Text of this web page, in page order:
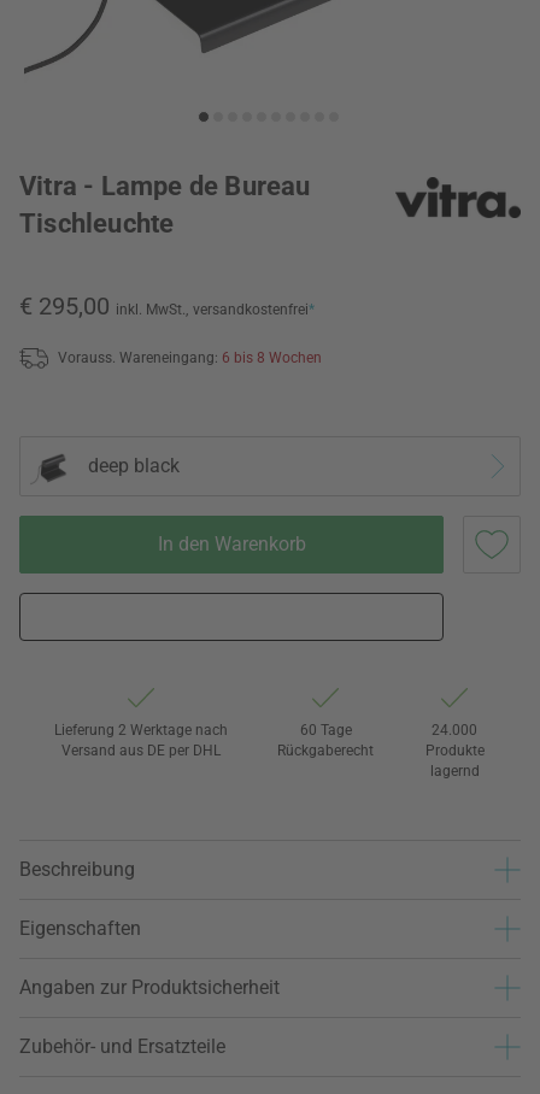
Vitra - Lampe de Bureau
Tischleuchte
€ 295,00 inkl. MwSt., versandkostenfrei*
Vorauss. Wareneingang: 6 bis 8 Wochen
deep black
In den Warenkorb
Lieferung 2 Werktage nach
Versand aus DE per DHL
60 Tage
Rückgaberecht
24.000
Produkte
lagernd
Beschreibung
Eigenschaften
Angaben zur Produktsicherheit
Zubehör- und Ersatzteile